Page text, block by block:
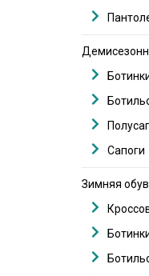
Сапоги
Зимняя